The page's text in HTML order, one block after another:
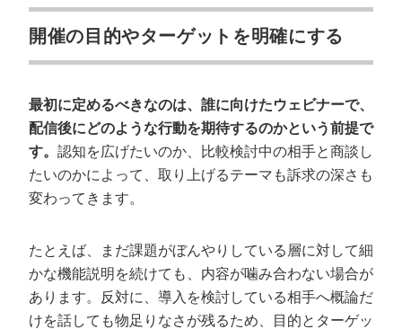
開催の目的やターゲットを明確にする
最初に定めるべきなのは、誰に向けたウェビナーで、
配信後にどのような行動を期待するのかという前提で
す。 認知を広げたいのか、比較検討中の相手と商談し
たいのかによって、取り上げるテーマも訴求の深さも
変わってきます。
たとえば、まだ課題がぼんやりしている層に対して細
かな機能説明を続けても、内容が噛み合わない場合が
あります。反対に、導入を検討している相手へ概論だ
けを話しても物足りなさが残るため、目的とターゲッ